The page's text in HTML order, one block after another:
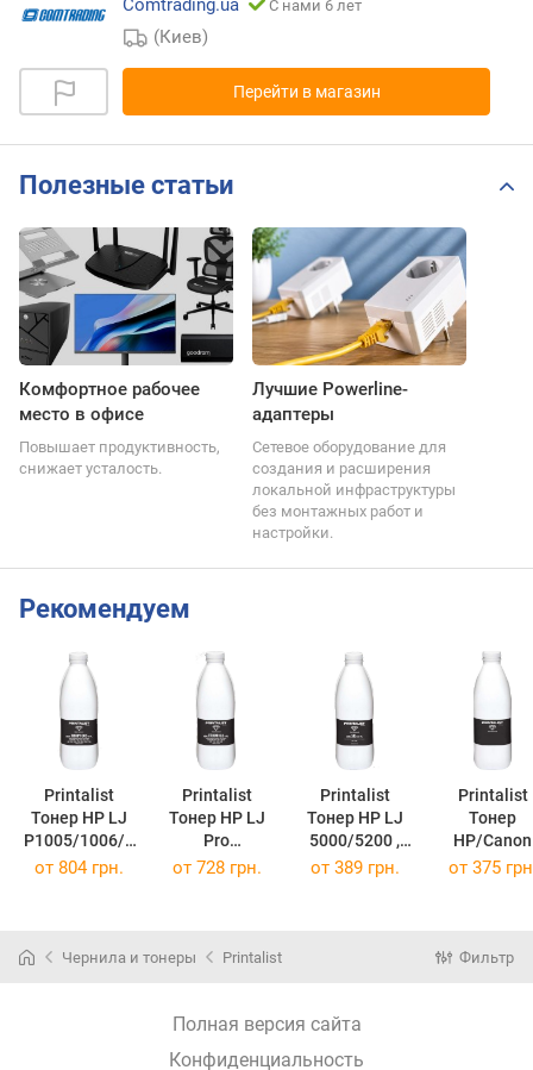
Comtrading.ua
С нами 6 лет
(Киев)
Перейти в магазин
Полезные статьи
Комфортное рабочее
место в офисе
Повышает продуктивность,
снижает усталость.
Лучшие Powerline-
адаптеры
Сетевое оборудование для
создания и расширения
локальной инфраструктуры
без монтажных работ и
настройки.
Рекомендуем
Printalist
Тонер HP LJ
P1005/1006/1
505, 1000г
(TRHP1005-1-
Printalist
Тонер HP LJ
Pro
M102A/102W/
(TRHM102-1-
Printalist
Тонер HP LJ
5000/5200 ,
550г Black 5K-
Printalist
Тонер
HP/Canon
MPT9C
(MPT9-1-
от 804 грн. от 728 грн. от 389 грн. от 375
Чернила и тонеры Printalist Фильтр
Полная версия сайта
Конфиденциальность